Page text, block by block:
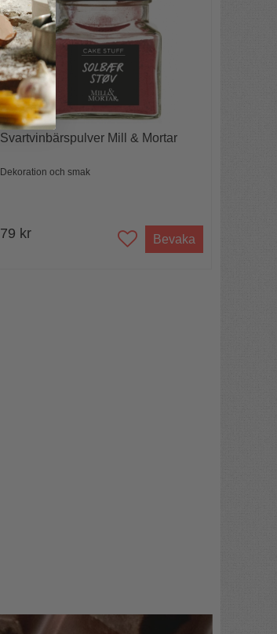
Svartvinbärspulver Mill & Mortar
Dekoration och smak
79 kr Bevaka